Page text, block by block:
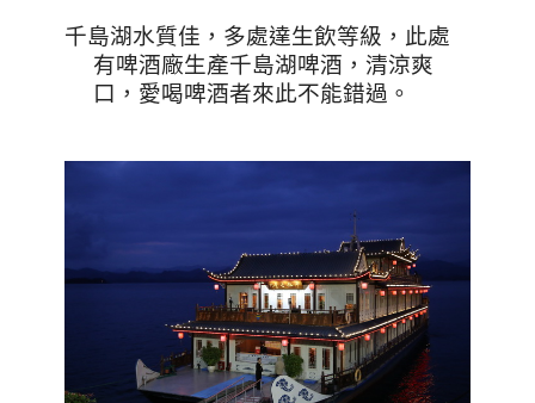
千島湖水質佳，多處達生飲等級，此處
有啤酒廠生產千島湖啤酒，清涼爽
口，愛喝啤酒者來此不能錯過。